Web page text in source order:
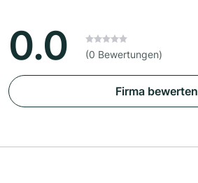
0.0 (0 Bewertungen)
Firma bewerten